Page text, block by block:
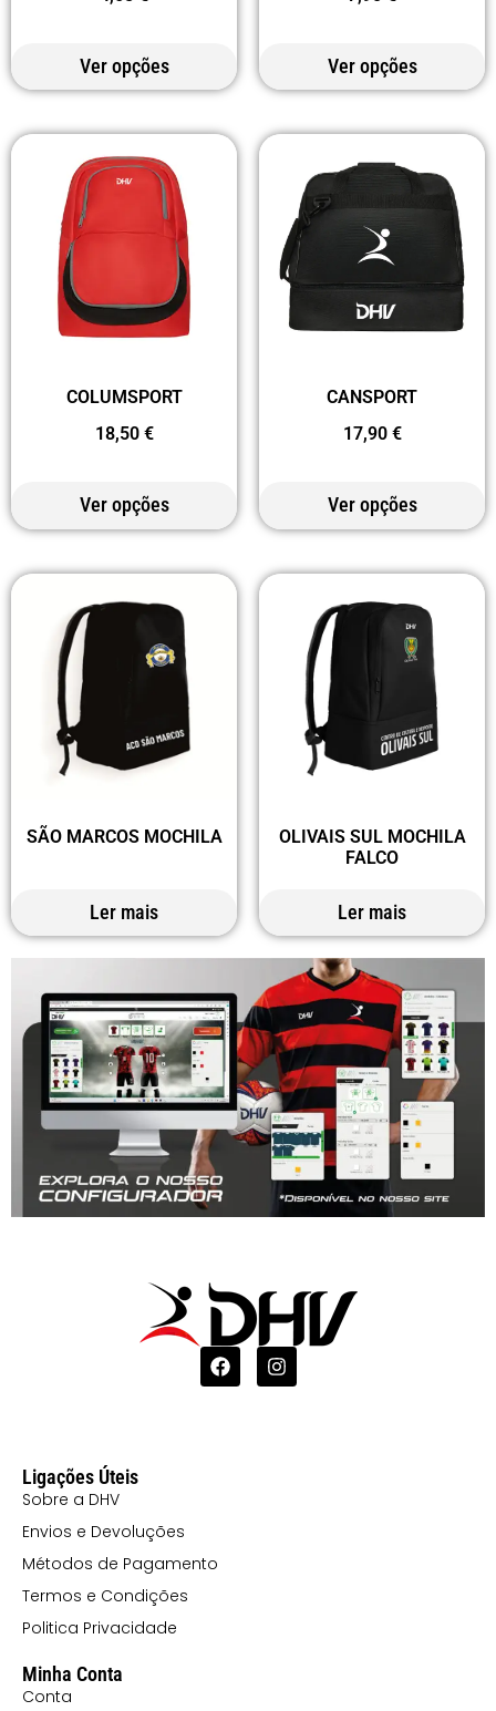
Ver opções Ver opções
COLUMSPORT
18,50 €
Ver opções
CANSPORT
17,90 €
Ver opções
SÃO MARCOS MOCHILA
Ler mais
OLIVAIS SUL MOCHILA
FALCO
Ler mais
Ligações Úteis
Sobre a DHV
Envios e Devoluções
Métodos de Pagamento
Termos e Condições
Politica Privacidade
Minha Conta
Conta